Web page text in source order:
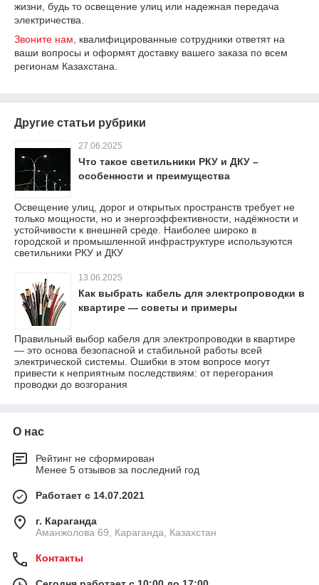
жизни, будь то освещение улиц или надежная передача
электричества.
Звоните нам, квалифицированные сотрудники ответят на
ваши вопросы и оформят доставку вашего заказа по всем
регионам Казахстана.
Другие статьи рубрики
27.06.2025
Что такое светильники РКУ и ДКУ –
особенности и преимущества
Освещение улиц, дорог и открытых пространств требует не
только мощности, но и энергоэффективности, надёжности и
устойчивости к внешней среде. Наиболее широко в
городской и промышленной инфраструктуре используются
светильники РКУ и ДКУ
13.06.2025
Как выбрать кабель для электропроводки в
квартире — советы и примеры
Правильный выбор кабеля для электропроводки в квартире
— это основа безопасной и стабильной работы всей
электрической системы. Ошибки в этом вопросе могут
привести к неприятным последствиям: от перегорания
проводки до возгорания
О нас
Рейтинг не сформирован
Менее 5 отзывов за последний год
Работает с 14.07.2021
г. Караганда
Аманжолова 69, Караганда, Казахстан
Контакты